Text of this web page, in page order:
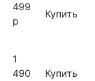
499
р
Купить
1
490
Купить